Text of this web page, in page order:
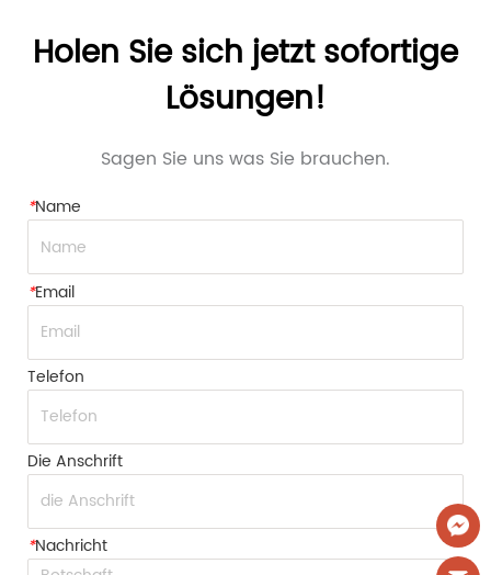
Holen Sie sich jetzt sofortige
Lösungen!
Sagen Sie uns was Sie brauchen.
*Name
*Email
Telefon
Die Anschrift
*Nachricht